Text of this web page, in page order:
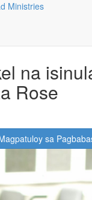
Ministries
Mga
na
Rose
sa